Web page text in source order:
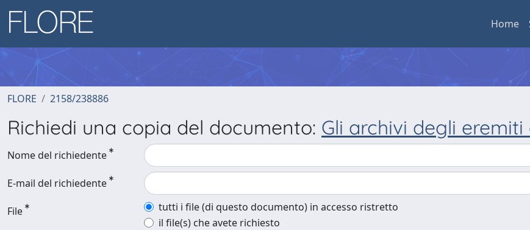
Home
FLORE 2158/238886
Richiedi una copia del documento: Gli archivi degli eremiti
Nome del richiedente
E-mail del richiedente
File
tutti i file (di questo documento) in accesso ristretto
il file(s) che avete richiesto